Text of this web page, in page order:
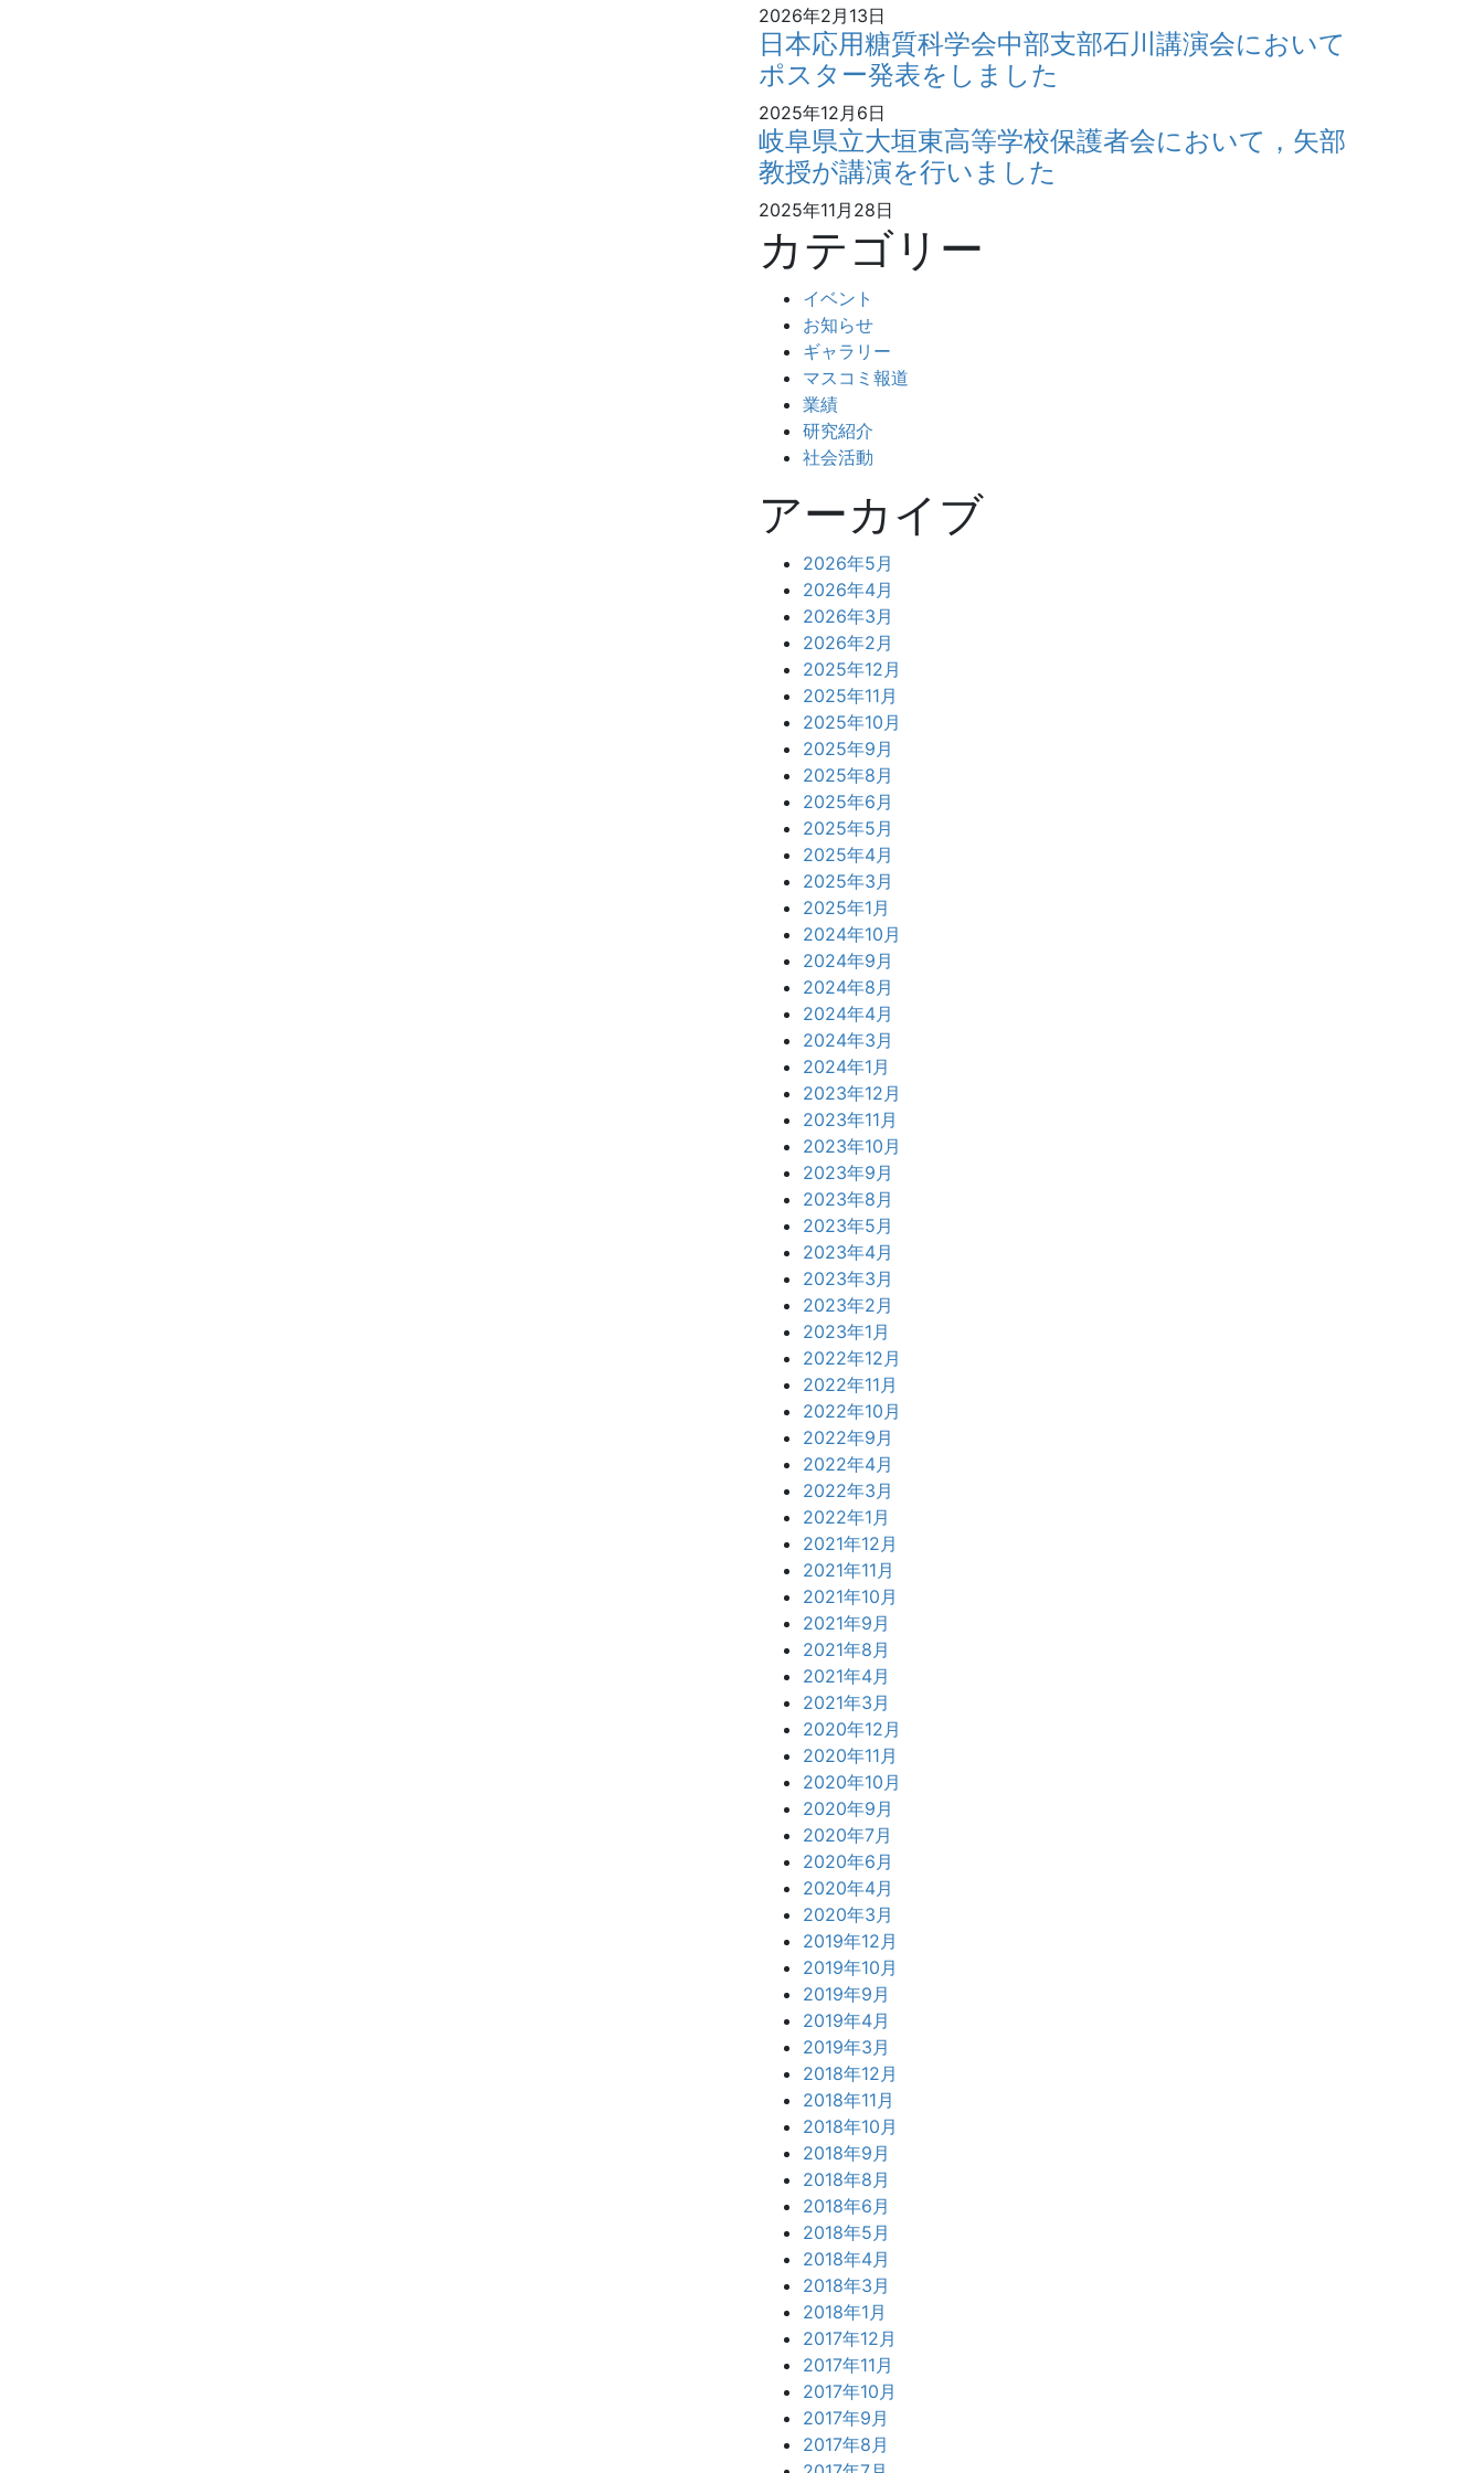
2026年2月13日
日本応用糖質科学会中部支部石川講演会において
ポスター発表をしました
2025年12月6日
岐阜県立大垣東高等学校保護者会において，矢部
教授が講演を行いました
2025年11月28日
カテゴリー
イベント
お知らせ
ギャラリー
マスコミ報道
業績
研究紹介
社会活動
アーカイブ
2026年5月
2026年4月
2026年3月
2026年2月
2025年12月
2025年11月
2025年10月
2025年9月
2025年8月
2025年6月
2025年5月
2025年4月
2025年3月
2025年1月
2024年10月
2024年9月
2024年8月
2024年4月
2024年3月
2024年1月
2023年12月
2023年11月
2023年10月
2023年9月
2023年8月
2023年5月
2023年4月
2023年3月
2023年2月
2023年1月
2022年12月
2022年11月
2022年10月
2022年9月
2022年4月
2022年3月
2022年1月
2021年12月
2021年11月
2021年10月
2021年9月
2021年8月
2021年4月
2021年3月
2020年12月
2020年11月
2020年10月
2020年9月
2020年7月
2020年6月
2020年4月
2020年3月
2019年12月
2019年10月
2019年9月
2019年4月
2019年3月
2018年12月
2018年11月
2018年10月
2018年9月
2018年8月
2018年6月
2018年5月
2018年4月
2018年3月
2018年1月
2017年12月
2017年11月
2017年10月
2017年9月
2017年8月